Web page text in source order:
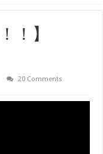
！】
20 Comments